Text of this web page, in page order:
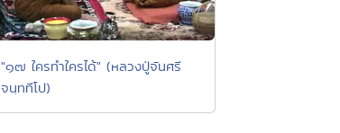
"๑๗ ใครทำใครได้" (หลวงปู่จันศรี
จนฺททีโป)